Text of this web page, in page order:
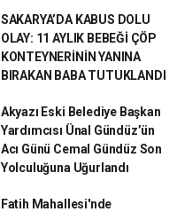
SAKARYA’DA KABUS DOLU
OLAY: 11 AYLIK BEBEĞİ ÇÖP
KONTEYNERİNİN YANINA
BIRAKAN BABA TUTUKLANDI
Akyazı Eski Belediye Başkan
Yardımcısı Ünal Gündüz’ün
Acı Günü Cemal Gündüz Son
Yolculuğuna Uğurlandı
Fatih Mahallesi'nde